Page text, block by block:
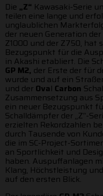
Die „Z“ Kawasaki-Serie
teilen eine lange und
unglaublichen
der neuen Generation
Z1000 und der Z750, hat
Bezugspunkt für die
in Akashi etabliert. Die
GP M2, der Erste der für
wurde und auf ein
und der Oval Carbon
Zusammensetzung aus
ein neuer Bezugspunkt
Schalldämpfer der „Z“-
erzielten Rekordzahlen
durch Tausende von
die im SC-Project-
an Sportlichkeit und
haben. Auspuffanlagen
Klang, Höchstleistung
auf den ersten Blick.